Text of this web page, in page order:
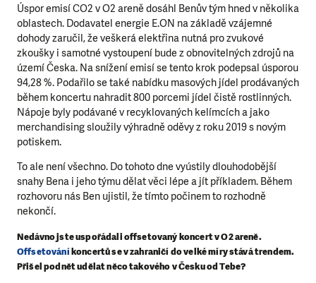
Úspor emisí CO2 v O2 areně dosáhl Benův tým hned v několika
oblastech. Dodavatel energie E.ON na základě vzájemné
dohody zaručil, že veškerá elektřina nutná pro zvukové
zkoušky i samotné vystoupení bude z obnovitelných zdrojů na
území Česka. Na snížení emisí se tento krok podepsal úsporou
94,28 %. Podařilo se také nabídku masových jídel prodávaných
během koncertu nahradit 800 porcemi jídel čistě rostlinných.
Nápoje byly podávané v recyklovaných kelímcích a jako
merchandising sloužily výhradně oděvy z roku 2019 s novým
potiskem.
To ale není všechno. Do tohoto dne vyústily dlouhodobější
snahy Bena i jeho týmu dělat věci lépe a jít příkladem. Během
rozhovoru nás Ben ujistil, že tímto počinem to rozhodně
nekončí.
Nedávno jste uspořádali offsetovaný koncert v O2 areně.
Offsetováníkoncertů se v zahraničí do velké míry stává trendem.
Přišel podnět udělat něco takového v Česku od Tebe?